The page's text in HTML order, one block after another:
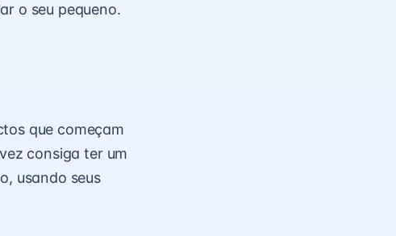
o seu pequeno.
que começam
consiga ter um
usando seus